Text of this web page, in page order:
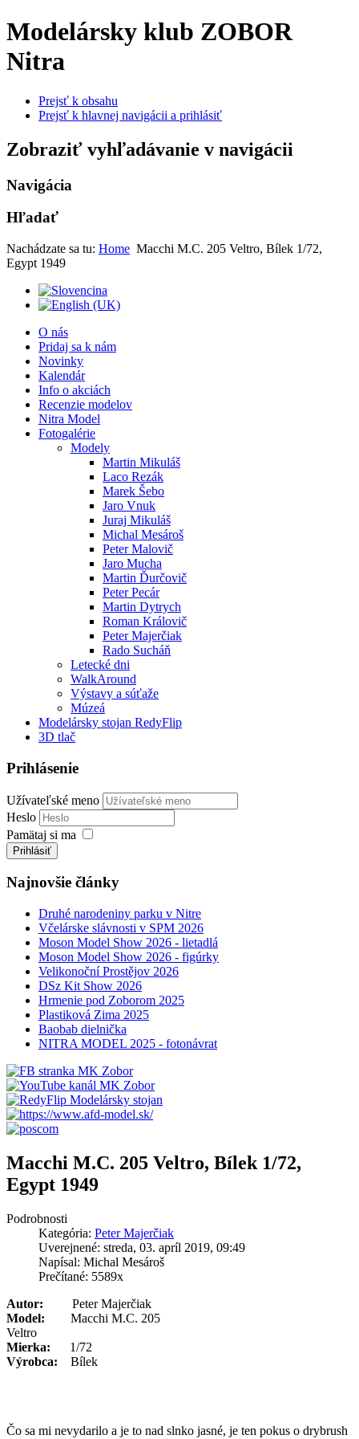
Modelársky klub ZOBOR
Nitra
Prejsť k obsahu
Prejsť k hlavnej navigácii a prihlásiť
Zobraziť vyhľadávanie v navigácii
Navigácia
Hľadať
Nachádzate sa tu: Home Macchi M.C. 205 Veltro, Bílek 1/72,
Egypt 1949
O nás
Pridaj sa k nám
Novinky
Kalendár
Info o akciách
Recenzie modelov
Nitra Model
Fotogalérie
Modely
Martin Mikuláš
Laco Rezák
Marek Šebo
Jaro Vnuk
Juraj Mikuláš
Michal Mesároš
Peter Malovič
Jaro Mucha
Martin Ďurčovič
Peter Pecár
Martin Dytrych
Roman Královič
Peter Majerčiak
Rado Sucháň
Letecké dni
WalkAround
Výstavy a súťaže
Múzeá
Modelársky stojan RedyFlip
3D tlač
Prihlásenie
Užívateľské meno
Heslo
Pamätaj si ma
Prihlásiť
Najnovšie články
Druhé narodeniny parku v Nitre
Včelárske slávnosti v SPM 2026
Moson Model Show 2026 - lietadlá
Moson Model Show 2026 - figúrky
Velikonoční Prostějov 2026
DSz Kit Show 2026
Hrmenie pod Zoborom 2025
Plastiková Zima 2025
Baobab dielnička
NITRA MODEL 2025 - fotonávrat
Macchi M.C. 205 Veltro, Bílek 1/72,
Egypt 1949
Podrobnosti
Kategória: Peter Majerčiak
Uverejnené: streda, 03. apríl 2019, 09:49
Napísal: Michal Mesároš
Prečítané: 5589x
Autor:
Peter Majerčiak
Model:
Macchi M.C. 205
Veltro
Mierka:
1/72
Výrobca: Bílek
Čo sa mi nevydarilo a je to nad slnko jasné, je ten pokus o drybrush